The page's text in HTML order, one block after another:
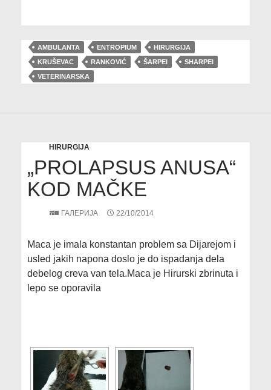
AMBULANTA ENTROPIUM
HIRURGIJA
KRUŠEVAC
RANKOVIĆ ŠARPEI
SHARPEI
VETERINARSKA
HIRURGIJA
„PROLAPSUS ANUSA“
KOD MAČKE
ГАЛЕРИЈА 22/10/2014
Maca je imala konstantan problem sa Dijarejom i
usled jakih napona doslo je do ispadanja dela
debelog creva van tela.Maca je Hirurski zbrinuta i
lepo se oporavila